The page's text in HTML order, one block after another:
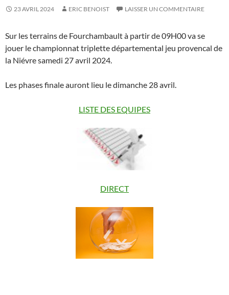
23 AVRIL 2024 ERIC BENOIST LAISSER UN COMMENTAIRE
Sur les terrains de Fourchambault à partir de 09H00 va se
jouer le championnat triplette départemental jeu provencal de
la Niévre samedi 27 avril 2024.
Les phases finale auront lieu le dimanche 28 avril.
LISTE DES EQUIPES
DIRECT